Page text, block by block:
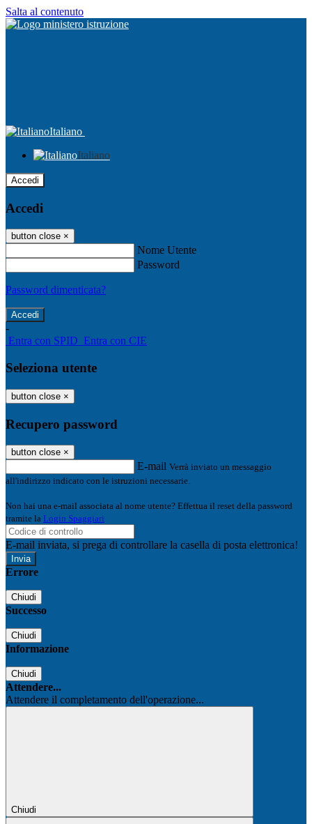
Salta al contenuto
Italiano
Italiano
Accedi
Accedi
button close ×
Nome Utente
Password
Password dimenticata?
-
Entra con SPID Entra con CIE
Seleziona utente
button close ×
Recupero password
button close ×
E-mail Verrà inviato un messaggio
all'indirizzo indicato con le istruzioni necessarie.
Non hai una e-mail associata al nome utente? Effettua il reset della password
tramite la Login Spaggiari
E-mail inviata, si prega di controllare la casella di posta elettronica!
Errore
Chiudi
Successo
Chiudi
Informazione
Chiudi
Attendere...
Attendere il completamento dell'operazione...
Chiudi